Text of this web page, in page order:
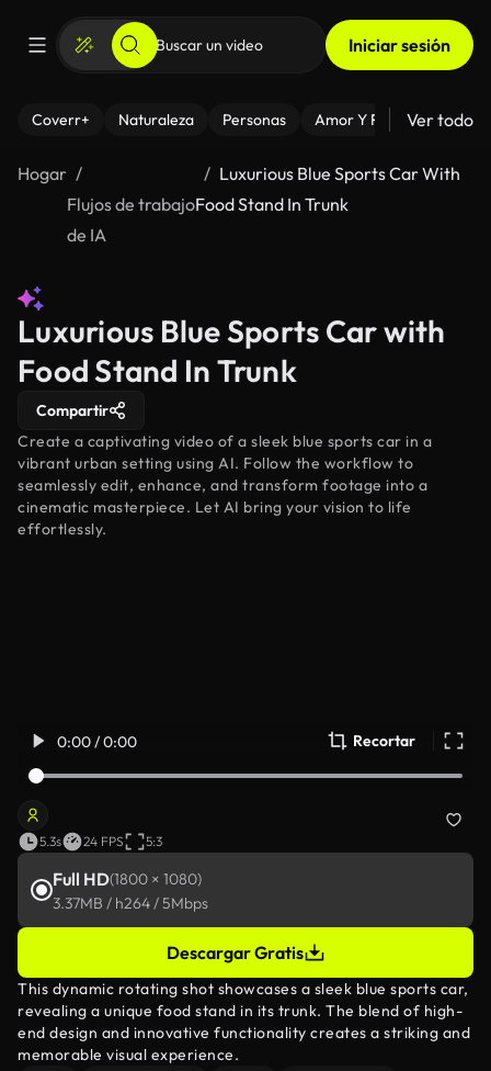
Iniciar sesión
Coverr+ Naturaleza Personas Amor Y Relaciones
Ver todo
Hogar
Flujos de trabajo
de IA
Luxurious Blue Sports Car With
Food Stand In Trunk
Luxurious Blue Sports Car with
Food Stand In Trunk
Compartir
Create a captivating video of a sleek blue sports car in a
vibrant urban setting using AI. Follow the workflow to
seamlessly edit, enhance, and transform footage into a
cinematic masterpiece. Let AI bring your vision to life
effortlessly.
0:00 / 0:00 Recortar
5.3s 24 FPS 5:3
Full HD(1800 × 1080)
3.37MB / h264 / 5Mbps
Descargar Gratis
This dynamic rotating shot showcases a sleek blue sports car,
revealing a unique food stand in its trunk. The blend of high-
end design and innovative functionality creates a striking and
memorable visual experience.